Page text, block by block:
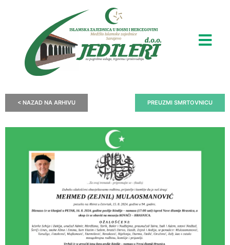
< NAZAD NA ARHIVU PREUZMI SMRTOVNICU